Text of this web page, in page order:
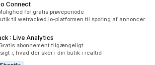
Connect
i alt for gratis prøveperiode
til wetracked.io-platformen til sporing af annoncer
: Live Analytics
i altabonnement tilgængeligt
i, hvad der sker i din butik i realtid